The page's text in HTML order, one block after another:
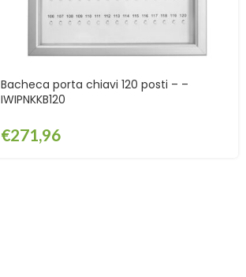
Bacheca porta chiavi 120 posti – –
IWIPNKKB120
€271,96